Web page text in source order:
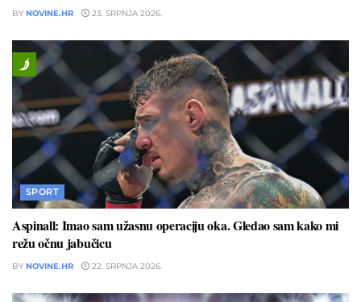
BY NOVINE.HR 23. SRPNJA 2026.
SPORT
Aspinall: Imao sam užasnu operaciju oka. Gledao sam kako mi
režu očnu jabučicu
BY NOVINE.HR 22. SRPNJA 2026.